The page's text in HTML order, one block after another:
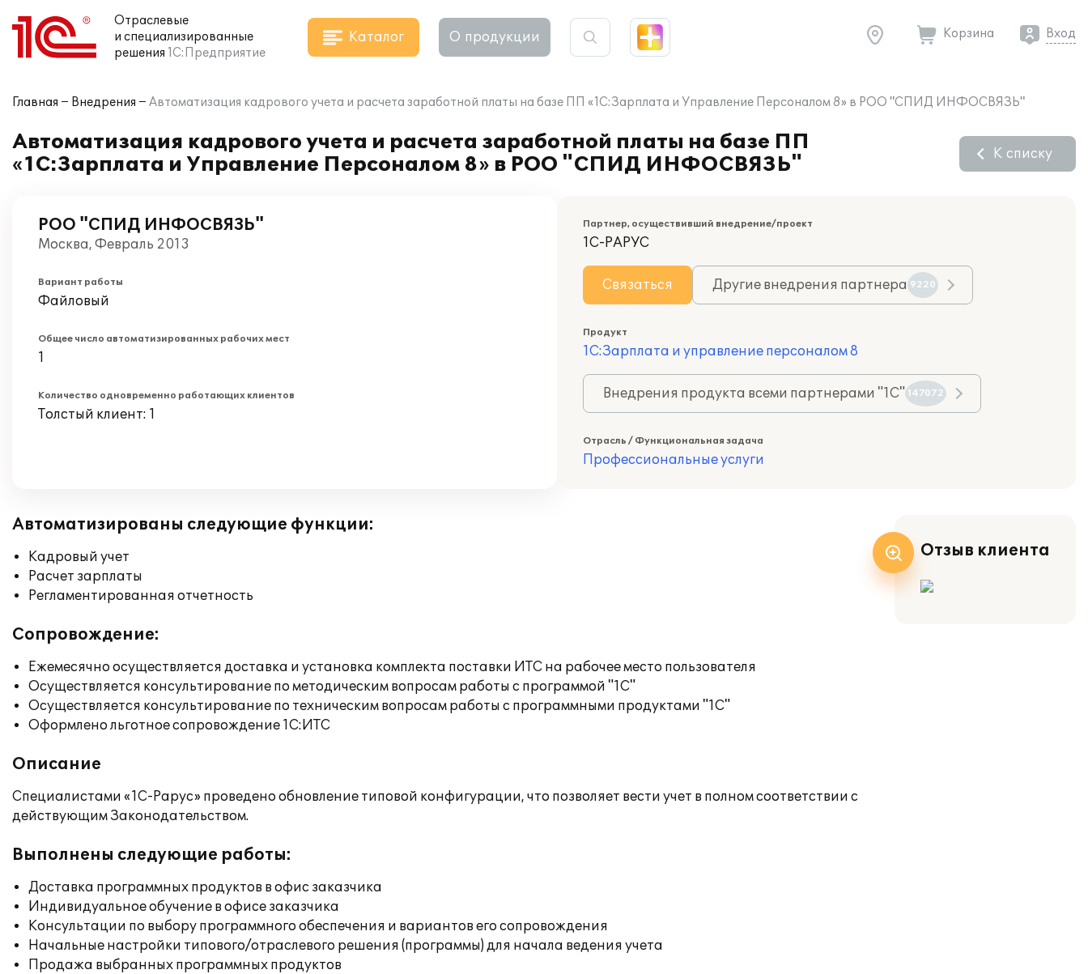
Отраслевые
и специализированные
решения 1С:Предприятие
Каталог О продукции Корзина Вход
Главная Внедрения Автоматизация кадрового учета и расчета заработной платы на базе ПП «1С:Зарплата и Управление Персоналом 8» в РОО "СПИД ИНФОСВЯЗЬ"
Автоматизация кадрового учета и расчета заработной платы на базе ПП
«1С:Зарплата и Управление Персоналом 8» в РОО "СПИД ИНФОСВЯЗЬ"
К списку
РОО "СПИД ИНФОСВЯЗЬ"
Москва, Февраль 2013
Вариант работы
Файловый
Общее число автоматизированных рабочих мест
1
Количество одновременно работающих клиентов
Толстый клиент: 1
Партнер, осуществивший внедрение/проект
1С-РАРУС
Связаться Другие внедрения партнера 9220
Продукт
1С:Зарплата и управление персоналом 8
Внедрения продукта всеми партнерами "1С" 147072
Отрасль / Функциональная задача
Профессиональные услуги
Автоматизированы следующие функции:
Кадровый учет
Расчет зарплаты
Регламентированная отчетность
Сопровождение:
Ежемесячно осуществляется доставка и установка комплекта поставки ИТС на рабочее место пользователя
Осуществляется консультирование по методическим вопросам работы с программой "1С"
Осуществляется консультирование по техническим вопросам работы с программными продуктами "1С"
Оформлено льготное сопровождение 1С:ИТС
Описание
Специалистами «1С-Рарус» проведено обновление типовой конфигурации, что позволяет вести учет в полном соответствии с
действующим Законодательством.
Выполнены следующие работы:
Доставка программных продуктов в офис заказчика
Индивидуальное обучение в офисе заказчика
Консультации по выбору программного обеспечения и вариантов его сопровождения
Начальные настройки типового/отраслевого решения (программы) для начала ведения учета
Продажа выбранных программных продуктов
Отзыв клиента